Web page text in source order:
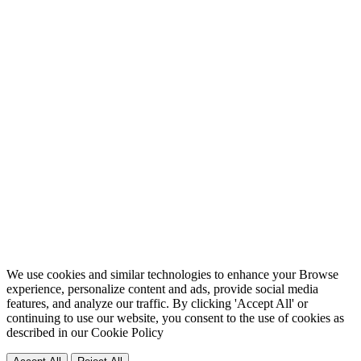
We use cookies and similar technologies to enhance your Browse
experience, personalize content and ads, provide social media
features, and analyze our traffic. By clicking 'Accept All' or
continuing to use our website, you consent to the use of cookies as
described in ourCookie Policy